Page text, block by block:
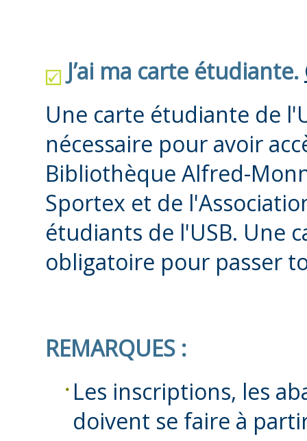
J’ai ma carte étudiante.
Une carte étudiante de
nécessaire pour avoir
Bibliothèque Alfred-
Sportex et de
étudiants de l'USB. Une
obligatoire pour passer
REMARQUES :
Les inscriptions, les
doivent se faire à